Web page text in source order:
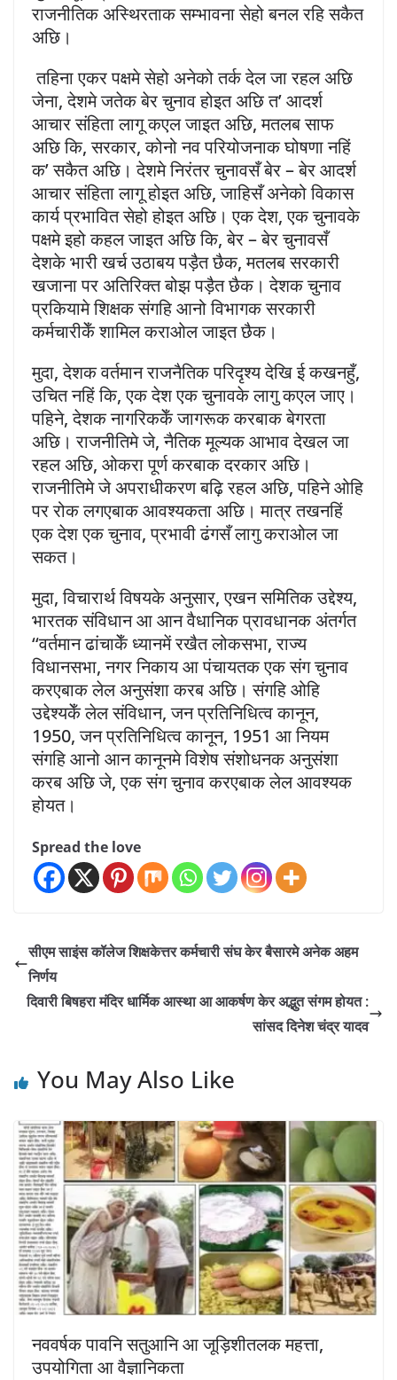
राजनीतिक अस्थिरताक सम्भावना सेहो बनल रहि सकैत
अछि।
तहिना एकर पक्षमे सेहो अनेको तर्क देल जा रहल अछि
जेना, देशमे जतेक बेर चुनाव होइत अछि त’ आदर्श
आचार संहिता लागू कएल जाइत अछि, मतलब साफ
अछि कि, सरकार, कोनो नव परियोजनाक घोषणा नहिं
क’ सकैत अछि। देशमे निरंतर चुनावसँ बेर – बेर आदर्श
आचार संहिता लागू होइत अछि, जाहिसँ अनेको विकास
कार्य प्रभावित सेहो होइत अछि। एक देश, एक चुनावके
पक्षमे इहो कहल जाइत अछि कि, बेर – बेर चुनावसँ
देशके भारी खर्च उठाबय पड़ैत छैक, मतलब सरकारी
खजाना पर अतिरिक्त बोझ पड़ैत छैक। देशक चुनाव
प्रकियामे शिक्षक संगहि आनो विभागक सरकारी
कर्मचारीकेँ शामिल कराओल जाइत छैक।
मुदा, देशक वर्तमान राजनैतिक परिदृश्य देखि ई कखनहुँ,
उचित नहिं कि, एक देश एक चुनावके लागु कएल जाए।
पहिने, देशक नागरिककेँ जागरूक करबाक बेगरता
अछि। राजनीतिमे जे, नैतिक मूल्यक आभाव देखल जा
रहल अछि, ओकरा पूर्ण करबाक दरकार अछि।
राजनीतिमे जे अपराधीकरण बढ़ि रहल अछि, पहिने ओहि
पर रोक लगएबाक आवश्यकता अछि। मात्र तखनहिं
एक देश एक चुनाव, प्रभावी ढंगसँ लागु कराओल जा
सकत।
मुदा, विचारार्थ विषयके अनुसार, एखन समितिक उद्देश्य,
भारतक संविधान आ आन वैधानिक प्रावधानक अंतर्गत
‘‘वर्तमान ढांचाकेँ ध्यानमें रखैत लोकसभा, राज्य
विधानसभा, नगर निकाय आ पंचायतक एक संग चुनाव
करएबाक लेल अनुसंशा करब अछि। संगहि ओहि
उद्देश्यकेँ लेल संविधान, जन प्रतिनिधित्व कानून,
1950, जन प्रतिनिधित्व कानून, 1951 आ नियम
संगहि आनो आन कानूनमे विशेष संशोधनक अनुसंशा
करब अछि जे, एक संग चुनाव करएबाक लेल आवश्यक
होयत।
Spread the love
सीएम साइंस कॉलेज शिक्षकेत्तर कर्मचारी संघ केर बैसारमे अनेक अहम
निर्णय
दिवारी बिषहरा मंदिर धार्मिक आस्था आ आकर्षण केर अद्भुत संगम होयत :
सांसद दिनेश चंद्र यादव
You May Also Like
नववर्षक पावनि सतुआनि आ जूड़िशीतलक महत्ता,
उपयोगिता आ वैज्ञानिकता